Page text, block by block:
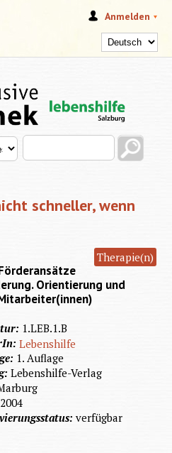
Anmelden
Search this site
schneller, wenn
Therapie(n)
Orientierung und
1.LEB.1.B
Lebenshilfe
1. Auflage
Lebenshilfe-Verlag
2004
verfügbar